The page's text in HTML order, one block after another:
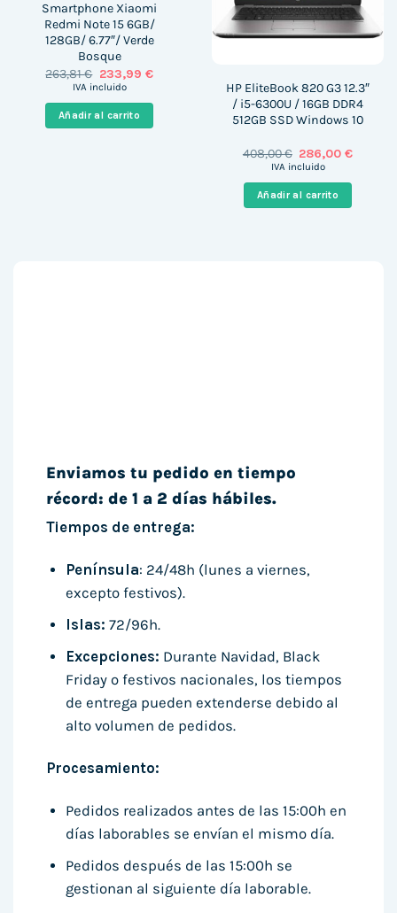
Smartphone Xiaomi
Redmi Note 15 6GB/
128GB/ 6.77″/ Verde
Bosque
263,81€ El
precio
era:
263,81 €.
233,99 €El
es:
233,99 €.
IVA incluido
Añadir al carrito
HP EliteBook 820 G3 12.3″
/ i5-6300U / 16GB DDR4
512GB SSD Windows 10
408,00€ El
precio
era:
408,00 €.
286,00€El
IVA incluido
Añadir al carrito
Enviamos tu pedido en tiempo
récord: de 1 a 2 días hábiles.
Tiempos de entrega:
Península: 24/48h (lunes a viernes,
excepto festivos).
Islas: 72/96h.
Excepciones: Durante Navidad, Black
Friday o festivos nacionales, los tiempos
de entrega pueden extenderse debido al
alto volumen de pedidos.
Procesamiento:
Pedidos realizados antes de las 15:00h en
días laborables se envían el mismo día.
Pedidos después de las 15:00h se
gestionan al siguiente día laborable.